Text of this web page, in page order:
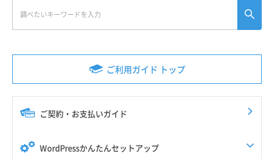
ご利用ガイド トップ
ご契約・お支払いガイド
WordPressかんたんセットアップ